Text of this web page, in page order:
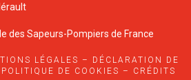
des Sapeurs-Pompiers de France
LÉGALES –
DÉCLARATION DE
POLITIQUE DE COOKIES – CRÉDITS